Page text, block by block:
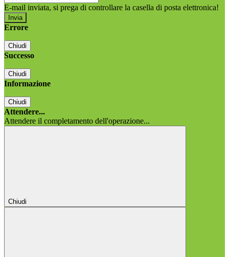
E-mail inviata, si prega di controllare la casella di posta elettronica!
Errore
Chiudi
Successo
Chiudi
Informazione
Chiudi
Attendere...
Attendere il completamento dell'operazione...
Chiudi